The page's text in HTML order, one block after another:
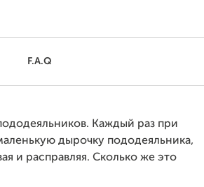
F.A.Q
Каждый раз при
дырочку пододеяльника,
и расправляя. Сколько же это